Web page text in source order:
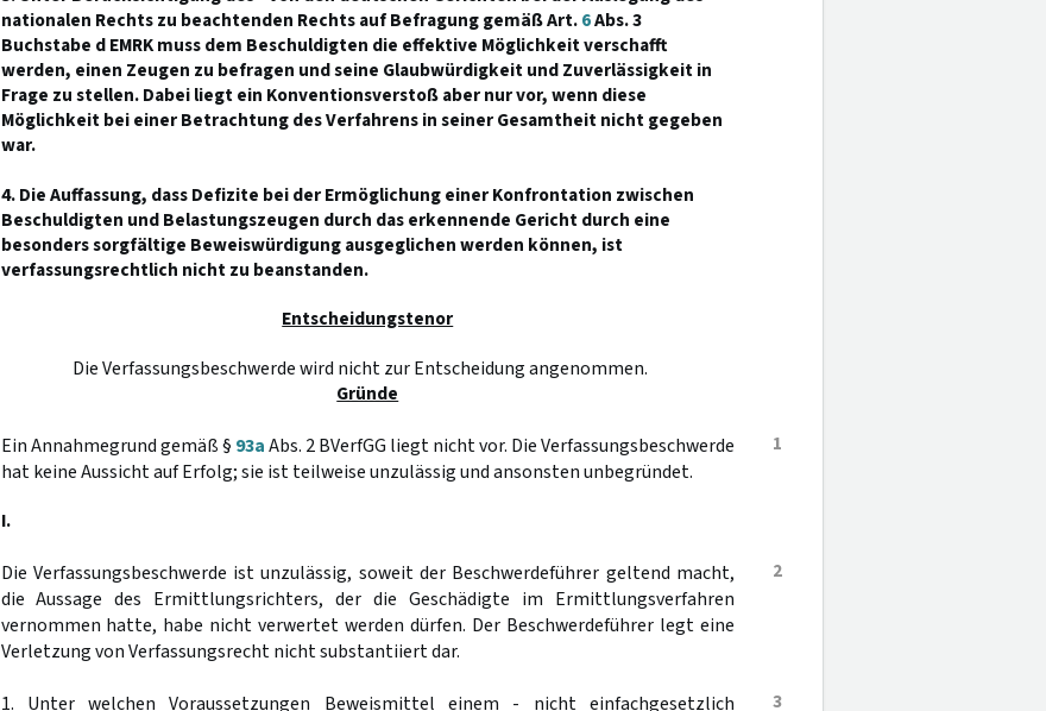
nationalen Rechts zu beachtenden Rechts auf Befragung gemäß Art.6Abs. 3
Buchstabe d EMRK muss dem Beschuldigten die effektive Möglichkeit verschafft
werden, einen Zeugen zu befragen und seine Glaubwürdigkeit und Zuverlässigkeit in
Frage zu stellen. Dabei liegt ein Konventionsverstoß aber nur vor, wenn diese
Möglichkeit bei einer Betrachtung des Verfahrens in seiner Gesamtheit nicht gegeben
war.
4. Die Auffassung, dass Defizite bei der Ermöglichung einer Konfrontation zwischen
Beschuldigten und Belastungszeugen durch das erkennende Gericht durch eine
besonders sorgfältige Beweiswürdigung ausgeglichen werden können, ist
verfassungsrechtlich nicht zu beanstanden.
Entscheidungstenor
Die Verfassungsbeschwerde wird nicht zur Entscheidung angenommen.
Gründe
1
Ein Annahmegrund gemäß § 93aAbs. 2 BVerfGG liegt nicht vor. Die Verfassungsbeschwerde
hat keine Aussicht auf Erfolg; sie ist teilweise unzulässig und ansonsten unbegründet.
I.
2
Die Verfassungsbeschwerde ist unzulässig, soweit der Beschwerdeführer geltend macht,
die Aussage des Ermittlungsrichters, der die Geschädigte im Ermittlungsverfahren
vernommen hatte, habe nicht verwertet werden dürfen. Der Beschwerdeführer legt eine
Verletzung von Verfassungsrecht nicht substantiiert dar.
3
1. Unter welchen Voraussetzungen Beweismittel einem - nicht einfachgesetzlich